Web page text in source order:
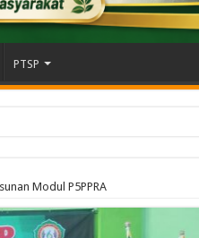
PTSP
Ikuti Lomba Baris Berbaris HUT k
Modul P5PPRA